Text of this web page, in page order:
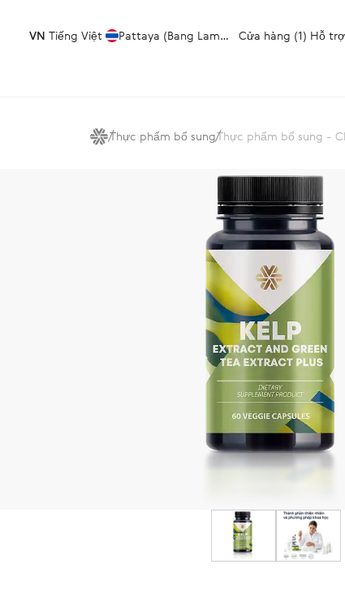
VN Tiếng Việt Pattaya (Bang Lamung) Cửa hàng (1) Hỗ trợ
Thực phẩm bổ sungThực phẩm bổ sung -